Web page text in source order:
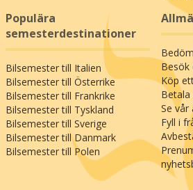
Populära
semesterdestinationer
Bilsemester till Italien
Bilsemester till Österrike
Bilsemester till Frankrike
Bilsemester till Tyskland
Bilsemester till Sverige
Bilsemester till Danmark
Bilsemester till Polen
Besök
Köp
Se vår
Fyll i